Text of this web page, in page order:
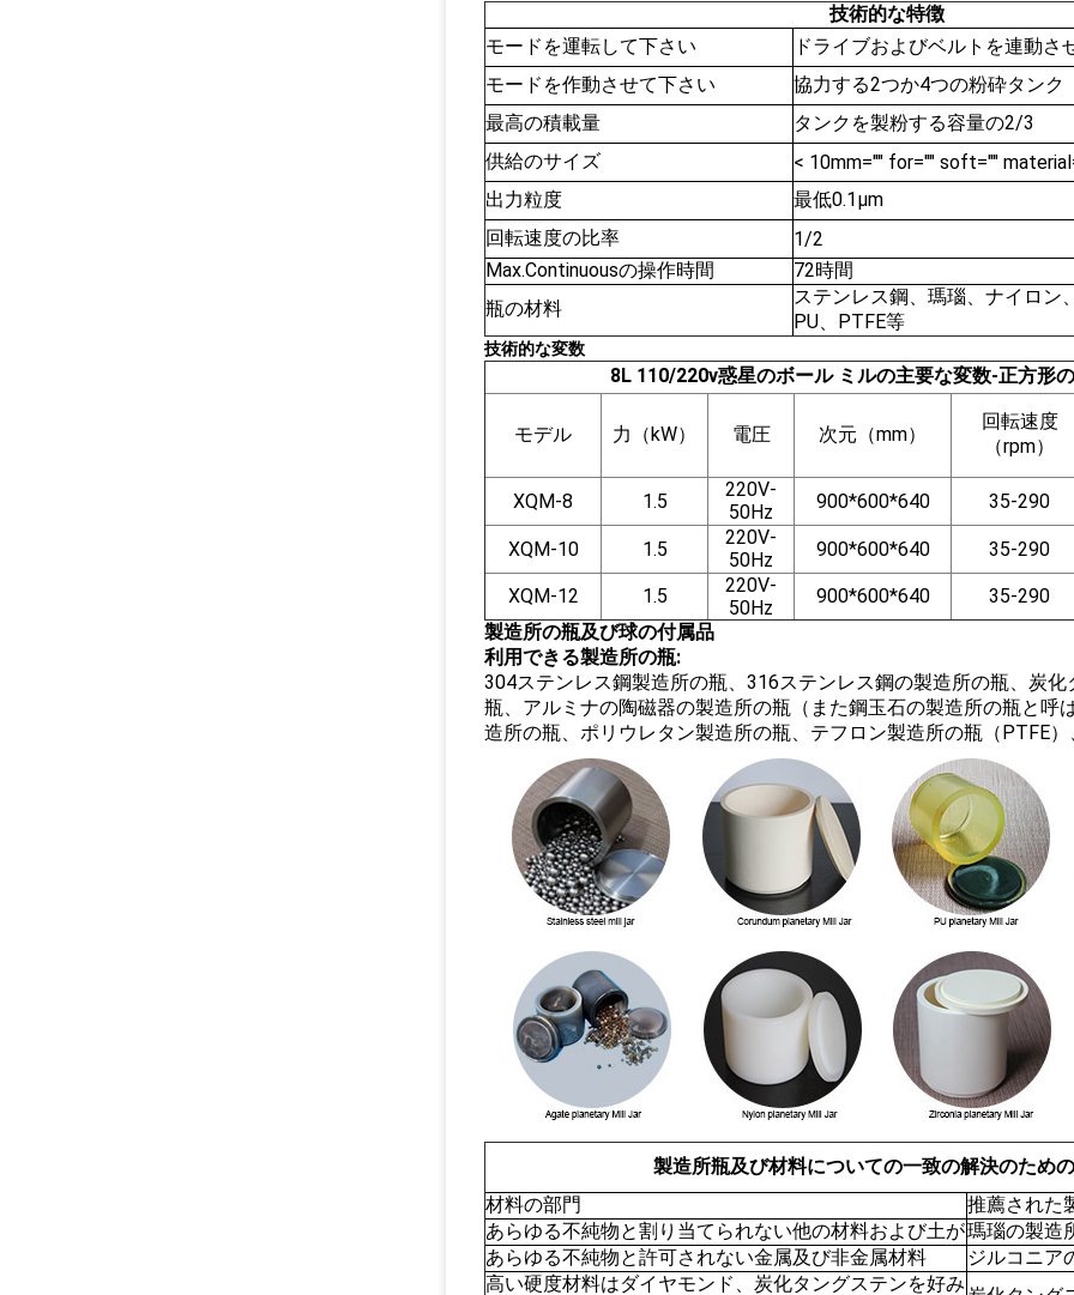
技術的な特徴
モードを運転して下さい
ドライブおよびベルトを連動さ
モードを作動させて下さい
協力する2つか4つの粉砕タンク
最高の積載量
タンクを製粉する容量の2/3
供給のサイズ
< 10mm="" for="" soft=""
出力粒度
最低0.1μm
回転速度の比率
1/2
Max.Continuousの操作時間
72時間
瓶の材料
ステンレス鋼、瑪瑙、ナイロン
PU、PTFE等
技術的な変数
8L 110/220v惑星のボール ミルの主要な変数-正方形
モデル 力（kW） 電圧 次元（mm）
回転速度
（rpm）
XQM-8
1.5
220V-
50Hz
900*600*640 35-290
XQM-10 1.5
220V-
50Hz
900*600*640 35-290
XQM-12 1.5
220V-
50Hz
900*600*640 35-290
製造所の瓶及び球の付属品
利用できる製造所の瓶:
304ステンレス鋼製造所の瓶、316ステンレス鋼の製造所の瓶、炭
瓶、アルミナの陶磁器の製造所の瓶（また鋼玉石の製造所の瓶と呼
造所の瓶、ポリウレタン製造所の瓶、テフロン製造所の瓶（PTFE）
製造所瓶及び材料についての一致の解決のため
材料の部門
推薦された
あらゆる不純物と割り当てられない他の材料および土が瑪瑙の製造
あらゆる不純物と許可されない金属及び非金属材料
ジルコニア
高い硬度材料はダイヤモンド、炭化タングステンを好み